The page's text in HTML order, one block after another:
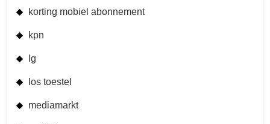
korting mobiel abonnement
kpn
lg
los toestel
mediamarkt